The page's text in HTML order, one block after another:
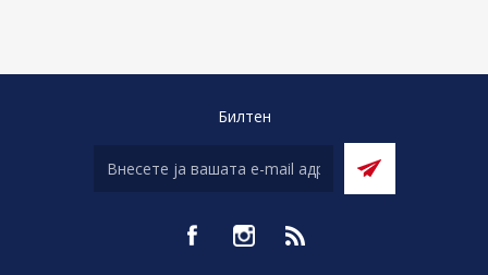
Билтен